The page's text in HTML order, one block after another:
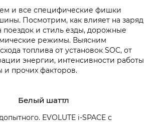
и все специфические фишки
Посмотрим, как влияет на заряд
поездок и стиль езды, дорожные
режимы. Выясним
топлива от установок SOC, от
энергии, интенсивности работы
и прочих факторов.
Белый шаттл
EVOLUTE i‑SPACE с